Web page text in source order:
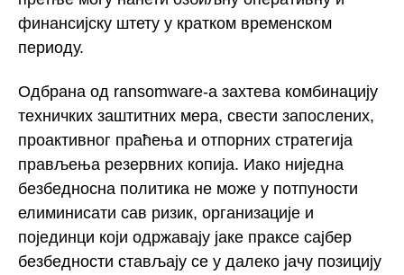
финансијску штету у кратком временском
периоду.
Одбрана од ransomware-а захтева комбинацију
техничких заштитних мера, свести запослених,
проактивног праћења и отпорних стратегија
прављења резервних копија. Иако ниједна
безбедносна политика не може у потпуности
елиминисати сав ризик, организације и
појединци који одржавају јаке праксе сајбер
безбедности стављају се у далеко јачу позицију